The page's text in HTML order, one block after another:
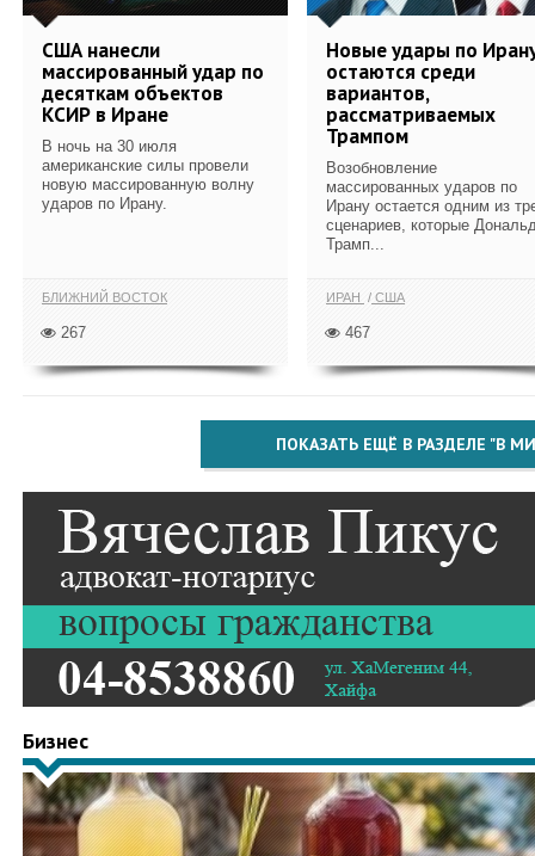
США нанесли
массированный удар по
десяткам объектов
КСИР в Иране
В ночь на 30 июля
американские силы провели
новую массированную волну
ударов по Ирану.
БЛИЖНИЙ ВОСТОК
267
Новые удары по
остаются среди
вариантов,
рассматриваемых
Трампом
Возобновление
массированных ударов по
Ирану остается одним из
сценариев, которые
Трамп...
ИРАН США
467
ПОКАЗАТЬ ЕЩЁ В РАЗДЕЛЕ "В
Бизнес